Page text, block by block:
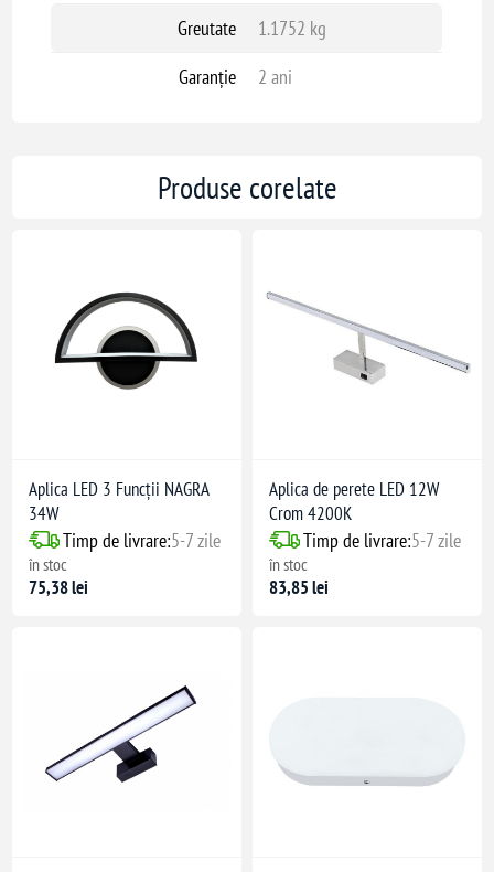
Greutate
1.1752 kg
Garanție
2 ani
Produse corelate
Aplica LED 3 Funcții NAGRA
34W
Timp de livrare:5-7 zile
în stoc
75,38 lei
Aplica de perete LED 12W
Crom 4200K
Timp de livrare:5-7 zile
în stoc
83,85 lei